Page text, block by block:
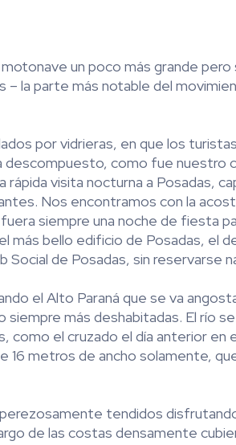
un poco más grande
– la parte más notable del
por vidrieras, en que los
descompuesto, como fue nuestro
rápida visita nocturna a Posadas,
Nos encontramos con la
siempre una noche de fiesta
bello edificio de Posadas, el
de Posadas, sin reservarse
el Alto Paraná que se va
más deshabitadas. El río
como el cruzado el día anterior en
16 metros de ancho solamente,
tendidos
de las costas densamente